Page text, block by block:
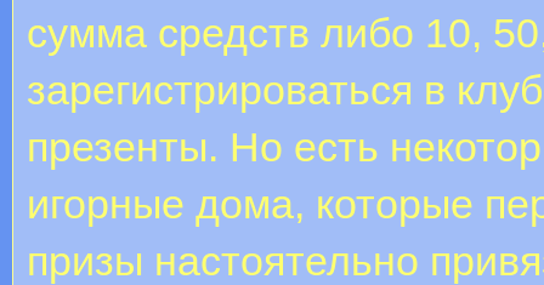
сумма средств либо 10,
зарегистрироваться в
презенты. Но есть
игорные дома, которые
призы настоятельно